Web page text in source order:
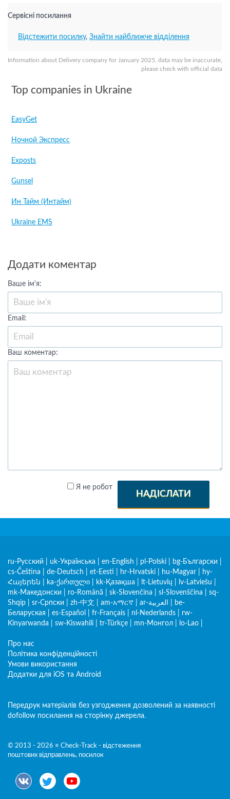
Information about Delivery company for January 2025, data may be inaccurate,
please check with official data
Сервісні посилання
Відстежити посилку, Знайти найближче відділення
Top companies in Ukraine
EasyGet
Ночной Экспресс
Exposts
Gunsel
Ин Тайм (Интайм)
Ukraine EMS
Додати коментар
Ваше ім'я:
Email:
Ваш коментар:
Я не робот
НАДІСЛАТИ
ru-Русский uk-Українська en-English pl-Polski bg-Български
cs-Čeština
de-Deutsch et-Eesti hr-Hrvatski hu-Magyar
hy-
Հայերեն
ka-ქართული kk-Қазақша lt-Lietuvių lv-Latviešu
mk-Македонски
ro-Română sk-Slovenčina sl-Slovenščina
sq-
Shqip
sr-Српски zh-中文 am-አማርኛ ar-العربية
be-
Беларуская
es-Español fr-Français nl-Nederlands
rw-
Kinyarwanda
sw-Kiswahili tr-Türkçe mn-Монгол lo-Lao
Про нас
Політика конфіденційності
Умови використання
Додатки для iOS та Android
Передрук матеріалів без узгодження дозволений за наявності
dofollow посилання на сторінку джерела.
© 2013 - 2026 ≡ Check-Track - відстеження
поштових відправлень, посилок